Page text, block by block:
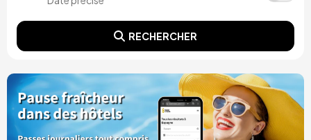
RECHERCHER